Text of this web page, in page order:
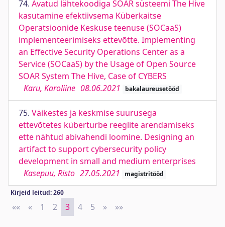
74. Avatud lähtekoodiga SOAR süsteemi The Hive
kasutamine efektiivsema Küberkaitse
Operatsioonide Keskuse teenuse (SOCaaS)
implementeerimiseks ettevõtte. Implementing
an Effective Security Operations Center as a
Service (SOCaaS) by the Usage of Open Source
SOAR System The Hive, Case of CYBERS
Karu, Karoliine 08.06.2021 bakalaureusetööd
75. Väikestes ja keskmise suurusega
ettevõtetes küberturbe reeglite arendamiseks
ette nähtud abivahendi loomine. Designing an
artifact to support cybersecurity policy
development in small and medium enterprises
Kasepuu, Risto 27.05.2021 magistritööd
Kirjeid leitud: 260
«« First
« Previous
1 2 3 4 5 » Next
»»